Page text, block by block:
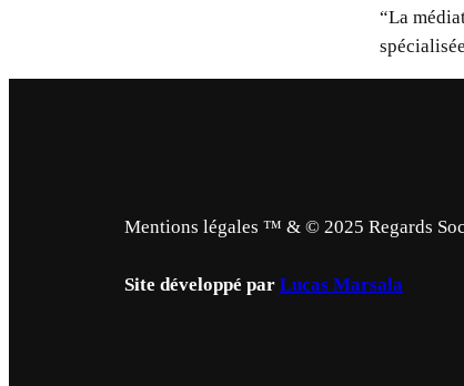
“La
Mentions légales ™ & © 2025 Regards
Site développé par Lucas Marsala